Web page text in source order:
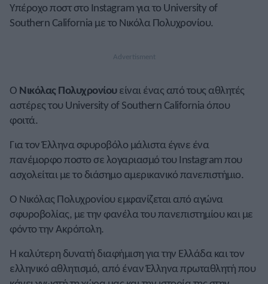
Υπέροχο ποστ στο Instagram για το University of
Southern California με το Νικόλα Πολυχρονίου.
Ο Νικόλας Πολυχρονίουείναι ένας από τους αθλητές
αστέρες του University of Southern California όπου
φοιτά.
Για τον Έλληνα σφυροβόλο μάλιστα έγινε ένα
πανέμορφο ποστο σε λογαριασμό του Instagram που
ασχολείται με το διάσημο αμερικανικό πανεπιστήμιο.
Ο Νικόλας Πολυχρονίου εμφανίζεται από αγώνα
σφυροβολίας, με την φανέλα του πανεπιστημίου και με
φόντο την Ακρόπολη.
Η καλύτερη δυνατή διαφήμιση για την Ελλάδα και τον
ελληνικό αθλητισμό, από έναν Έλληνα πρωταθλητή που